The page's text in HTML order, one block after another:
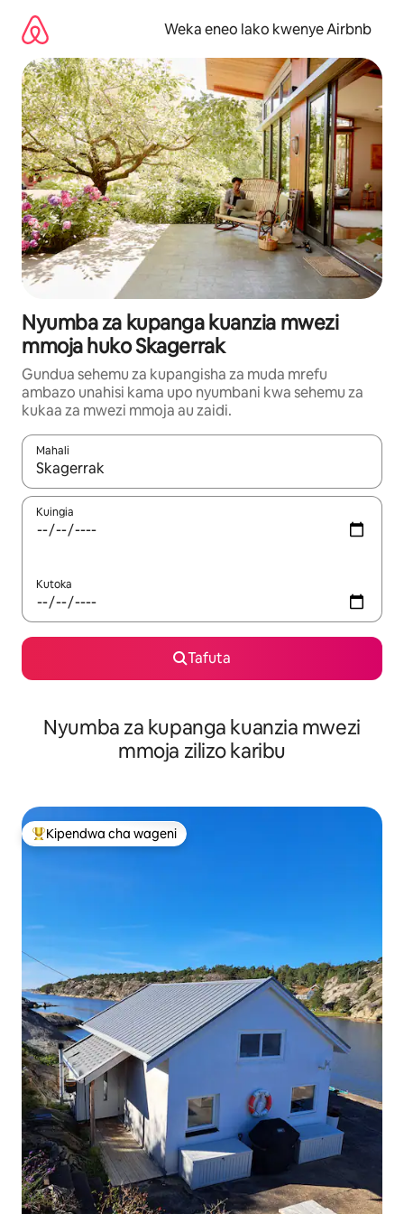
kwenda
kwenye
maudhui
Weka eneo lako kwenye Airbnb
Nyumba za kupanga kuanzia mwezi
mmoja huko Skagerrak
Gundua sehemu za kupangisha za muda mrefu
ambazo unahisi kama upo nyumbani kwa sehemu za
kukaa za mwezi mmoja au zaidi.
Mahali
Wakati matokeo yanapatikana, vinjari kwa kutumia vitufe vya
Kuingia
Kutoka
Tafuta
Nyumba za kupanga kuanzia mwezi
mmoja zilizo karibu
Kipendwa maarufu cha wageni
Kipendwa cha wageni